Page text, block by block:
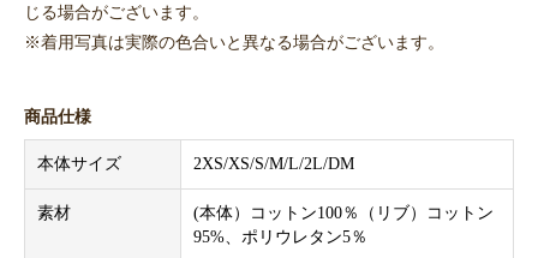
じる場合がございます。
※着用写真は実際の色合いと異なる場合がございます。
商品仕様
本体サイズ 2XS/XS/S/M/L/2L/DM
素材
(本体）コットン100％（リブ）コットン
95%、ポリウレタン5％